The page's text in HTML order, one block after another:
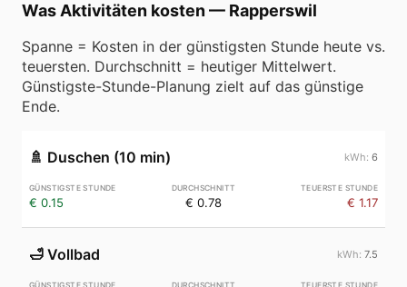
Was Aktivitäten kosten — Rapperswil
Spanne = Kosten in der günstigsten Stunde heute vs.
teuersten. Durchschnitt = heutiger Mittelwert.
Günstigste-Stunde-Planung zielt auf das günstige
Ende.
🚿 Duschen (10 min) 6
€ 0.15 € 0.78 € 1.17
🛁 Vollbad 7.5